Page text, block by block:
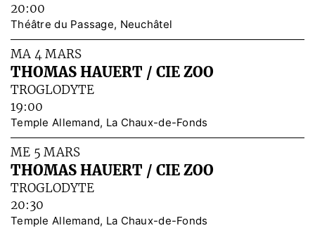
20:00
Théâtre du Passage, Neuchâtel
MA 4 MARS
THOMAS HAUERT / CIE ZOO
TROGLODYTE
19:00
Temple Allemand, La Chaux-de-Fonds
ME 5 MARS
THOMAS HAUERT / CIE ZOO
TROGLODYTE
20:30
Temple Allemand, La Chaux-de-Fonds